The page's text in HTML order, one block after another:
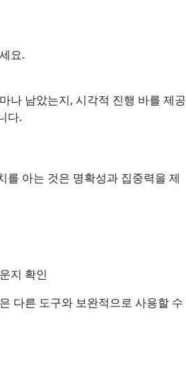
요.
나 남았는지, 시각적 진행 바를 제공
다.
를 아는 것은 명확성과 집중력을 제
지 확인
다른 도구와 보완적으로 사용할 수